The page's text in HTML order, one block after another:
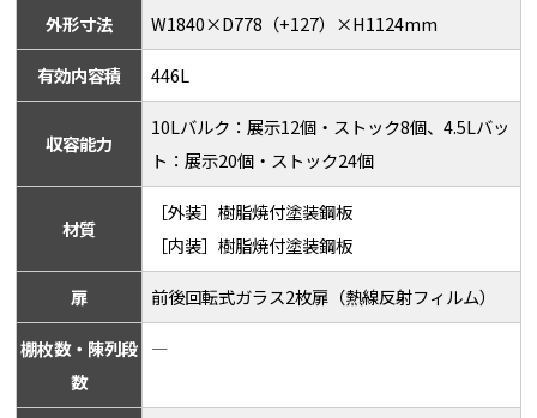
外形寸法 W1840×D778（+127）×H1124mm
有効内容積 446L
収容能力
10Lバルク：展示12個・ストック8個、4.5Lバッ
ト：展示20個・ストック24個
材質
［外装］樹脂焼付塗装鋼板
［内装］樹脂焼付塗装鋼板
扉 前後回転式ガラス2枚扉（熱線反射フィルム）
棚枚数・陳列段
数
―